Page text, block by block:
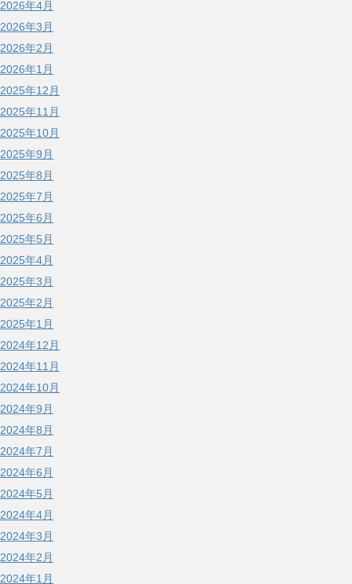
2026年4月
2026年3月
2026年2月
2026年1月
2025年12月
2025年11月
2025年10月
2025年9月
2025年8月
2025年7月
2025年6月
2025年5月
2025年4月
2025年3月
2025年2月
2025年1月
2024年12月
2024年11月
2024年10月
2024年9月
2024年8月
2024年7月
2024年6月
2024年5月
2024年4月
2024年3月
2024年2月
2024年1月